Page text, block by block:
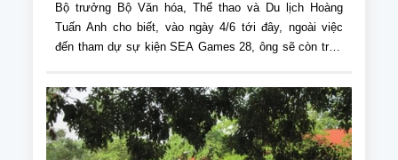
Bộ trưởng Bộ Văn hóa, Thể thao và Du lịch Hoàng
Tuấn Anh cho biết, vào ngày 4/6 tới đây, ngoài việc
đến tham dự sự kiện SEA Games 28, ông sẽ còn trực
Việt Nam tại thị trường Singapore và giới thiệu du lịch
hang động Sơn Đoòng tới du khách đến từ các quốc
gia trong khu vực Đông Nam Á tham dự SEA Games
28